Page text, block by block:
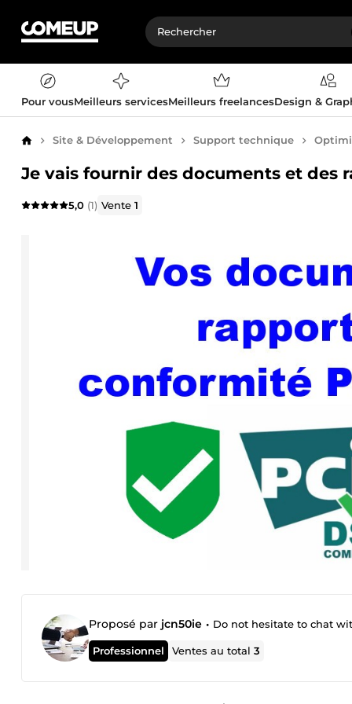
Pour vousMeilleurs servicesMeilleurs freelancesDesign &
AccueilSite & Développement Support technique
Je vais fournir des documents et des
5,0 (1) Vente1
Proposé par jcn50ie • Do not hesitate to chat
Professionnel Ventes au total3